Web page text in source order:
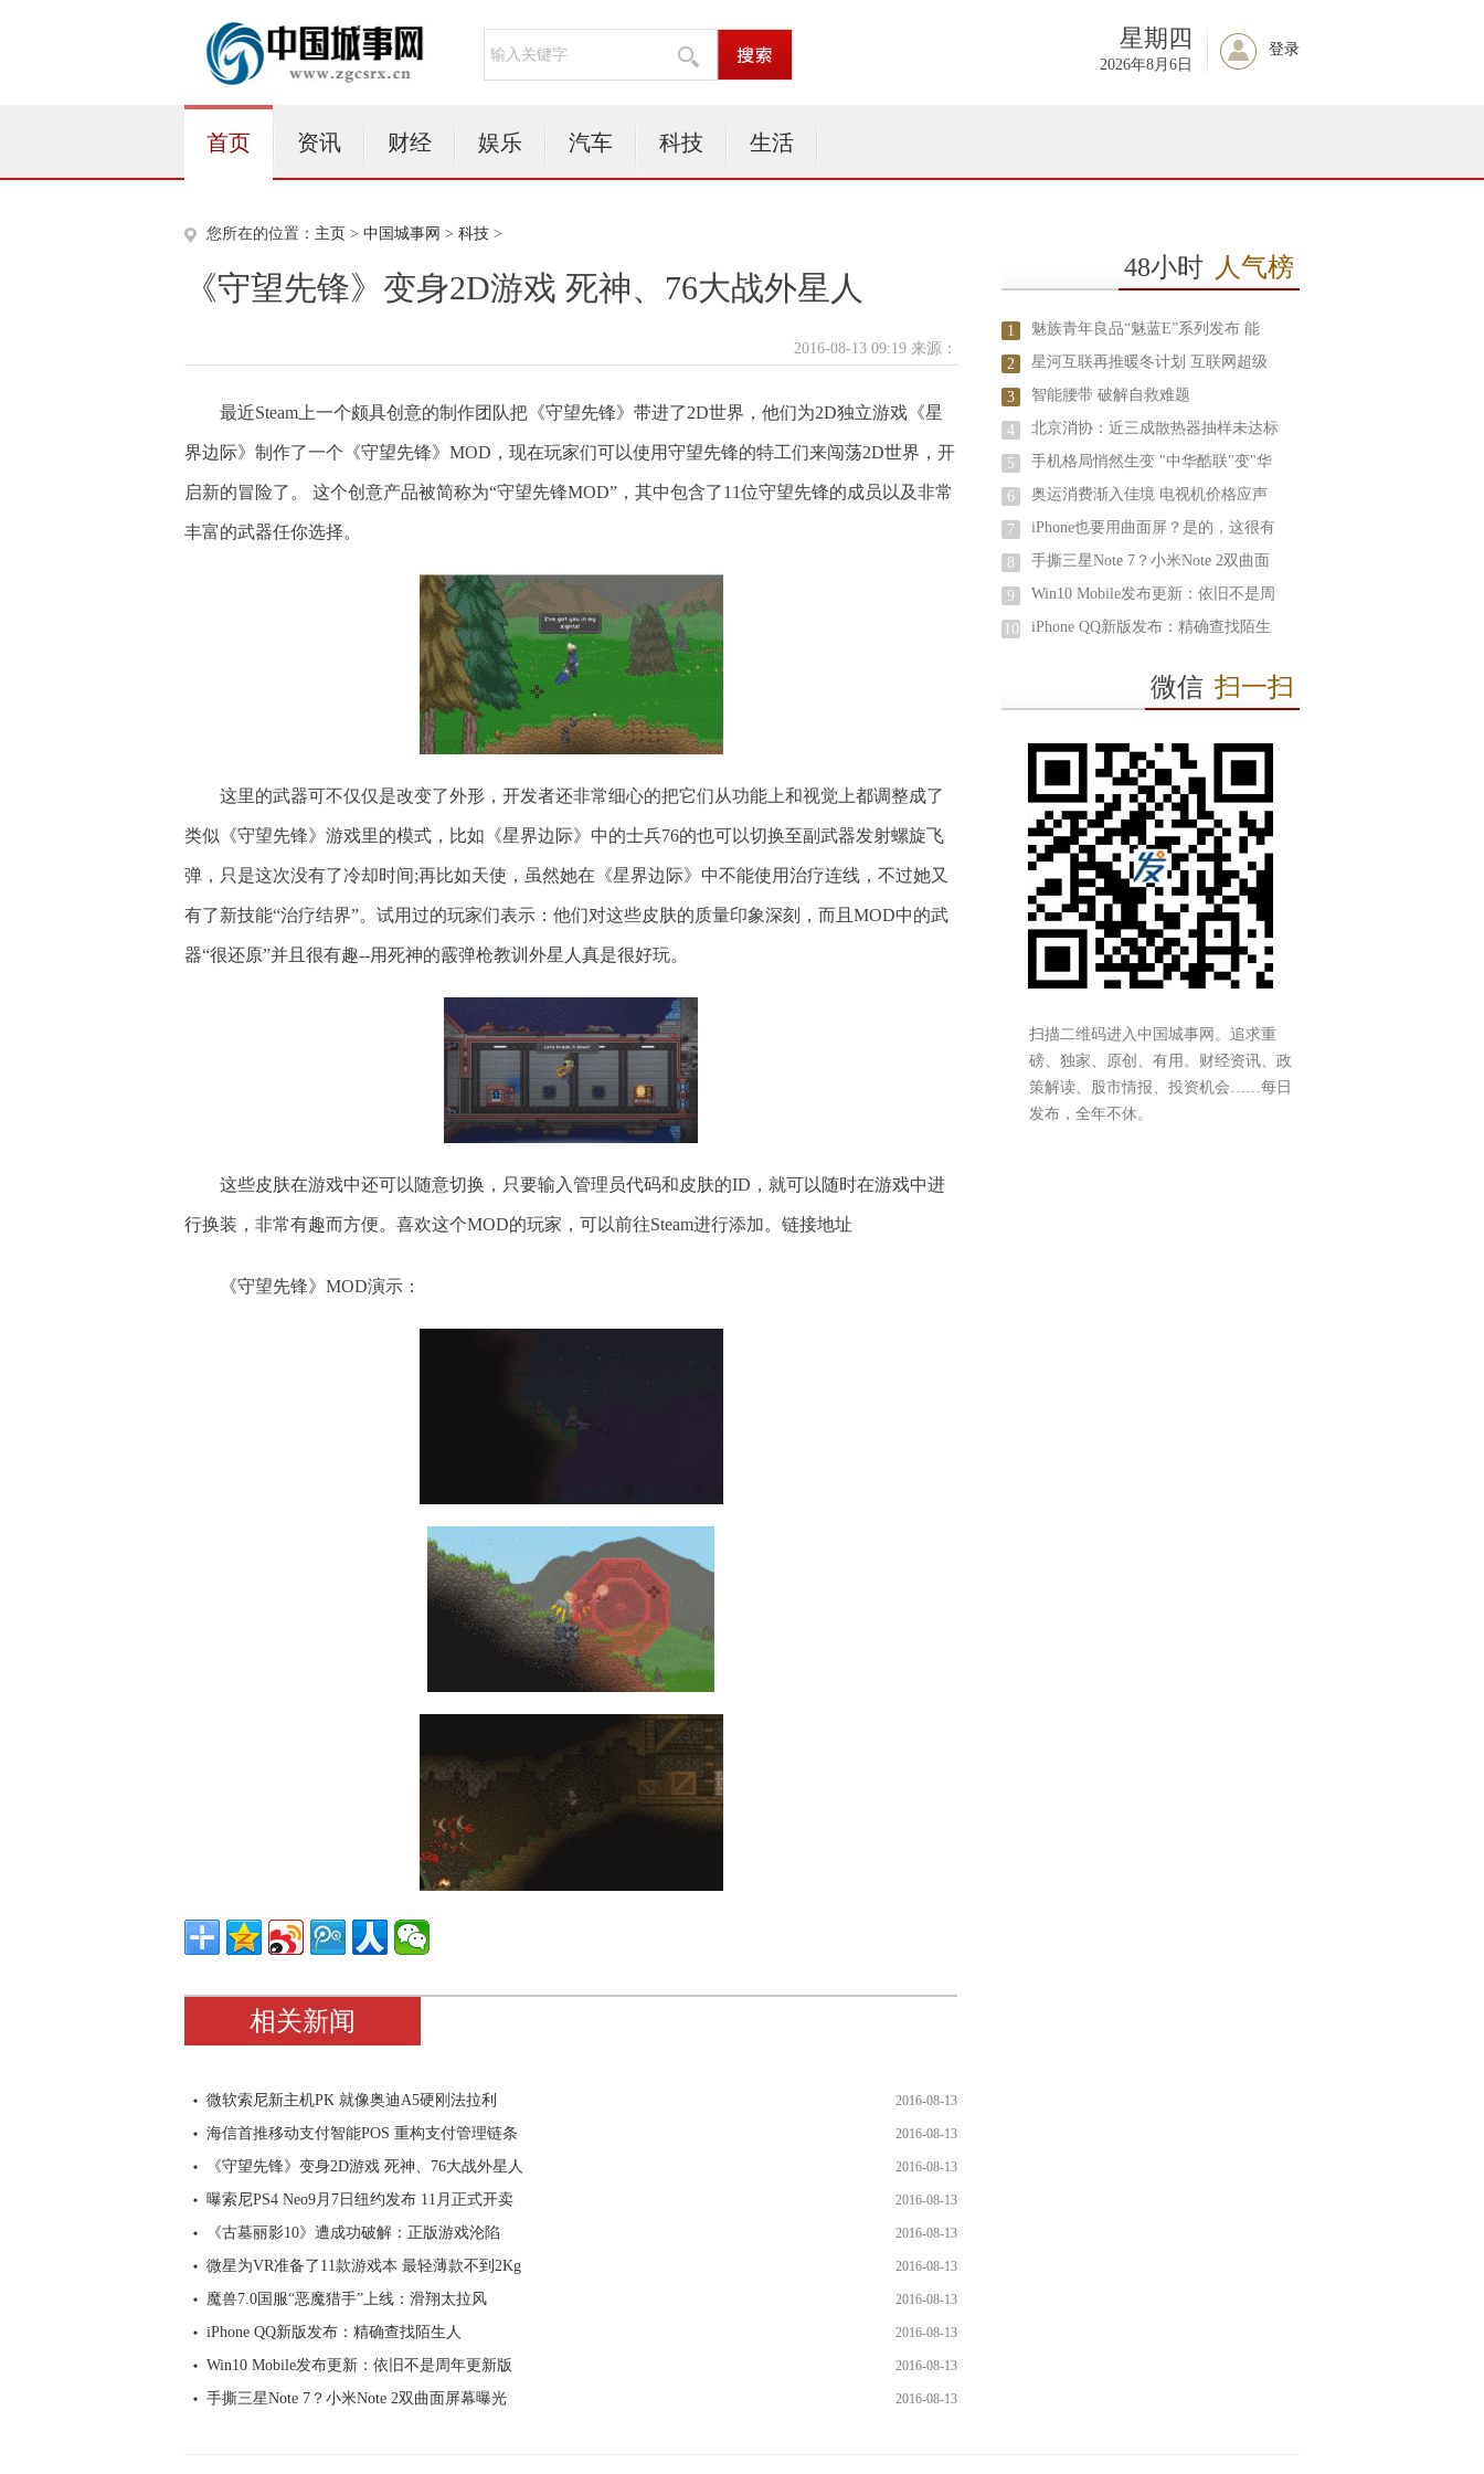
星期四
2026年8月6日
登录
首页 资讯 财经 娱乐 汽车 科技 生活
您所在的位置： 主页 > 中国城事网 > 科技 >
《守望先锋》变身2D游戏 死神、76大战外星人
2016-08-13 09:19 来源：
最近Steam上一个颇具创意的制作团队把《守望先锋》带进了2D世界，他们为2D独立游戏《星
界边际》制作了一个《守望先锋》MOD，现在玩家们可以使用守望先锋的特工们来闯荡2D世界，开
启新的冒险了。 这个创意产品被简称为“守望先锋MOD”，其中包含了11位守望先锋的成员以及非常
丰富的武器任你选择。
这里的武器可不仅仅是改变了外形，开发者还非常细心的把它们从功能上和视觉上都调整成了
类似《守望先锋》游戏里的模式，比如《星界边际》中的士兵76的也可以切换至副武器发射螺旋飞
弹，只是这次没有了冷却时间;再比如天使，虽然她在《星界边际》中不能使用治疗连线，不过她又
有了新技能“治疗结界”。试用过的玩家们表示：他们对这些皮肤的质量印象深刻，而且MOD中的武
器“很还原”并且很有趣--用死神的霰弹枪教训外星人真是很好玩。
这些皮肤在游戏中还可以随意切换，只要输入管理员代码和皮肤的ID，就可以随时在游戏中进
行换装，非常有趣而方便。喜欢这个MOD的玩家，可以前往Steam进行添加。链接地址
《守望先锋》MOD演示：
相关新闻
微软索尼新主机PK 就像奥迪A5硬刚法拉利 2016-08-13
海信首推移动支付智能POS 重构支付管理链条 2016-08-13
《守望先锋》变身2D游戏 死神、76大战外星人 2016-08-13
曝索尼PS4 Neo9月7日纽约发布 11月正式开卖 2016-08-13
《古墓丽影10》遭成功破解：正版游戏沦陷 2016-08-13
微星为VR准备了11款游戏本 最轻薄款不到2Kg 2016-08-13
魔兽7.0国服“恶魔猎手”上线：滑翔太拉风 2016-08-13
iPhone QQ新版发布：精确查找陌生人 2016-08-13
Win10 Mobile发布更新：依旧不是周年更新版 2016-08-13
手撕三星Note 7？小米Note 2双曲面屏幕曝光 2016-08-13
48小时 人气榜
1 魅族青年良品“魅蓝E”系列发布 能
2 星河互联再推暖冬计划 互联网超级
3 智能腰带 破解自救难题
4 北京消协：近三成散热器抽样未达标
5 手机格局悄然生变 "中华酷联"变"华
6 奥运消费渐入佳境 电视机价格应声
7 iPhone也要用曲面屏？是的，这很有
8 手撕三星Note 7？小米Note 2双曲面
9 Win10 Mobile发布更新：依旧不是周
10 iPhone QQ新版发布：精确查找陌生
微信 扫一扫
扫描二维码进入中国城事网。追求重
磅、独家、原创、有用。财经资讯、政
策解读、股市情报、投资机会……每日
发布，全年不休。